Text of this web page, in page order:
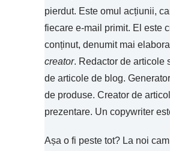
pierdut. Este omul acțiunii,
fiecare e-mail primit. El este
conținut, denumit mai
creator. Redactor de articole
de articole de blog.
de produse. Creator de
prezentare. Un copywriter
Așa o fi peste tot? La noi